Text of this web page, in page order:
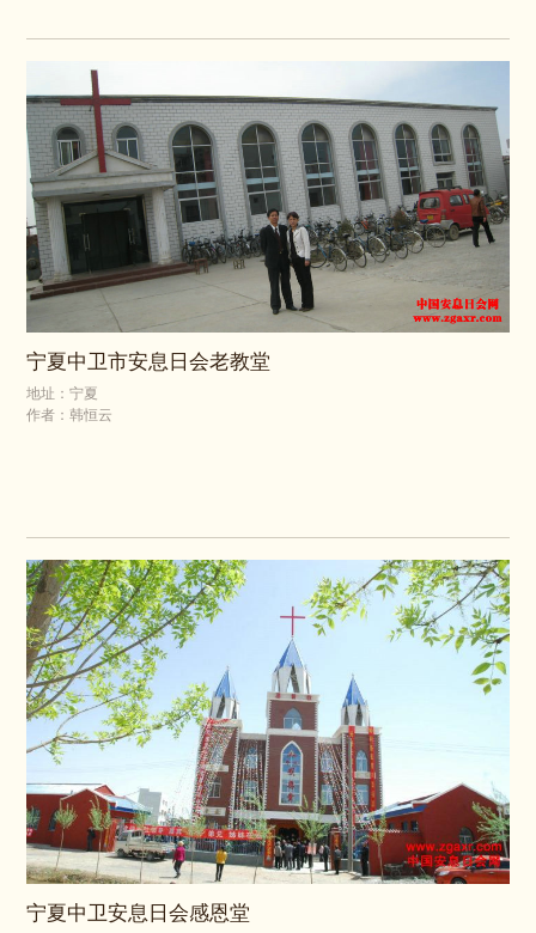
宁夏中卫市安息日会老教堂
地址：宁夏
作者：韩恒云
宁夏中卫安息日会感恩堂